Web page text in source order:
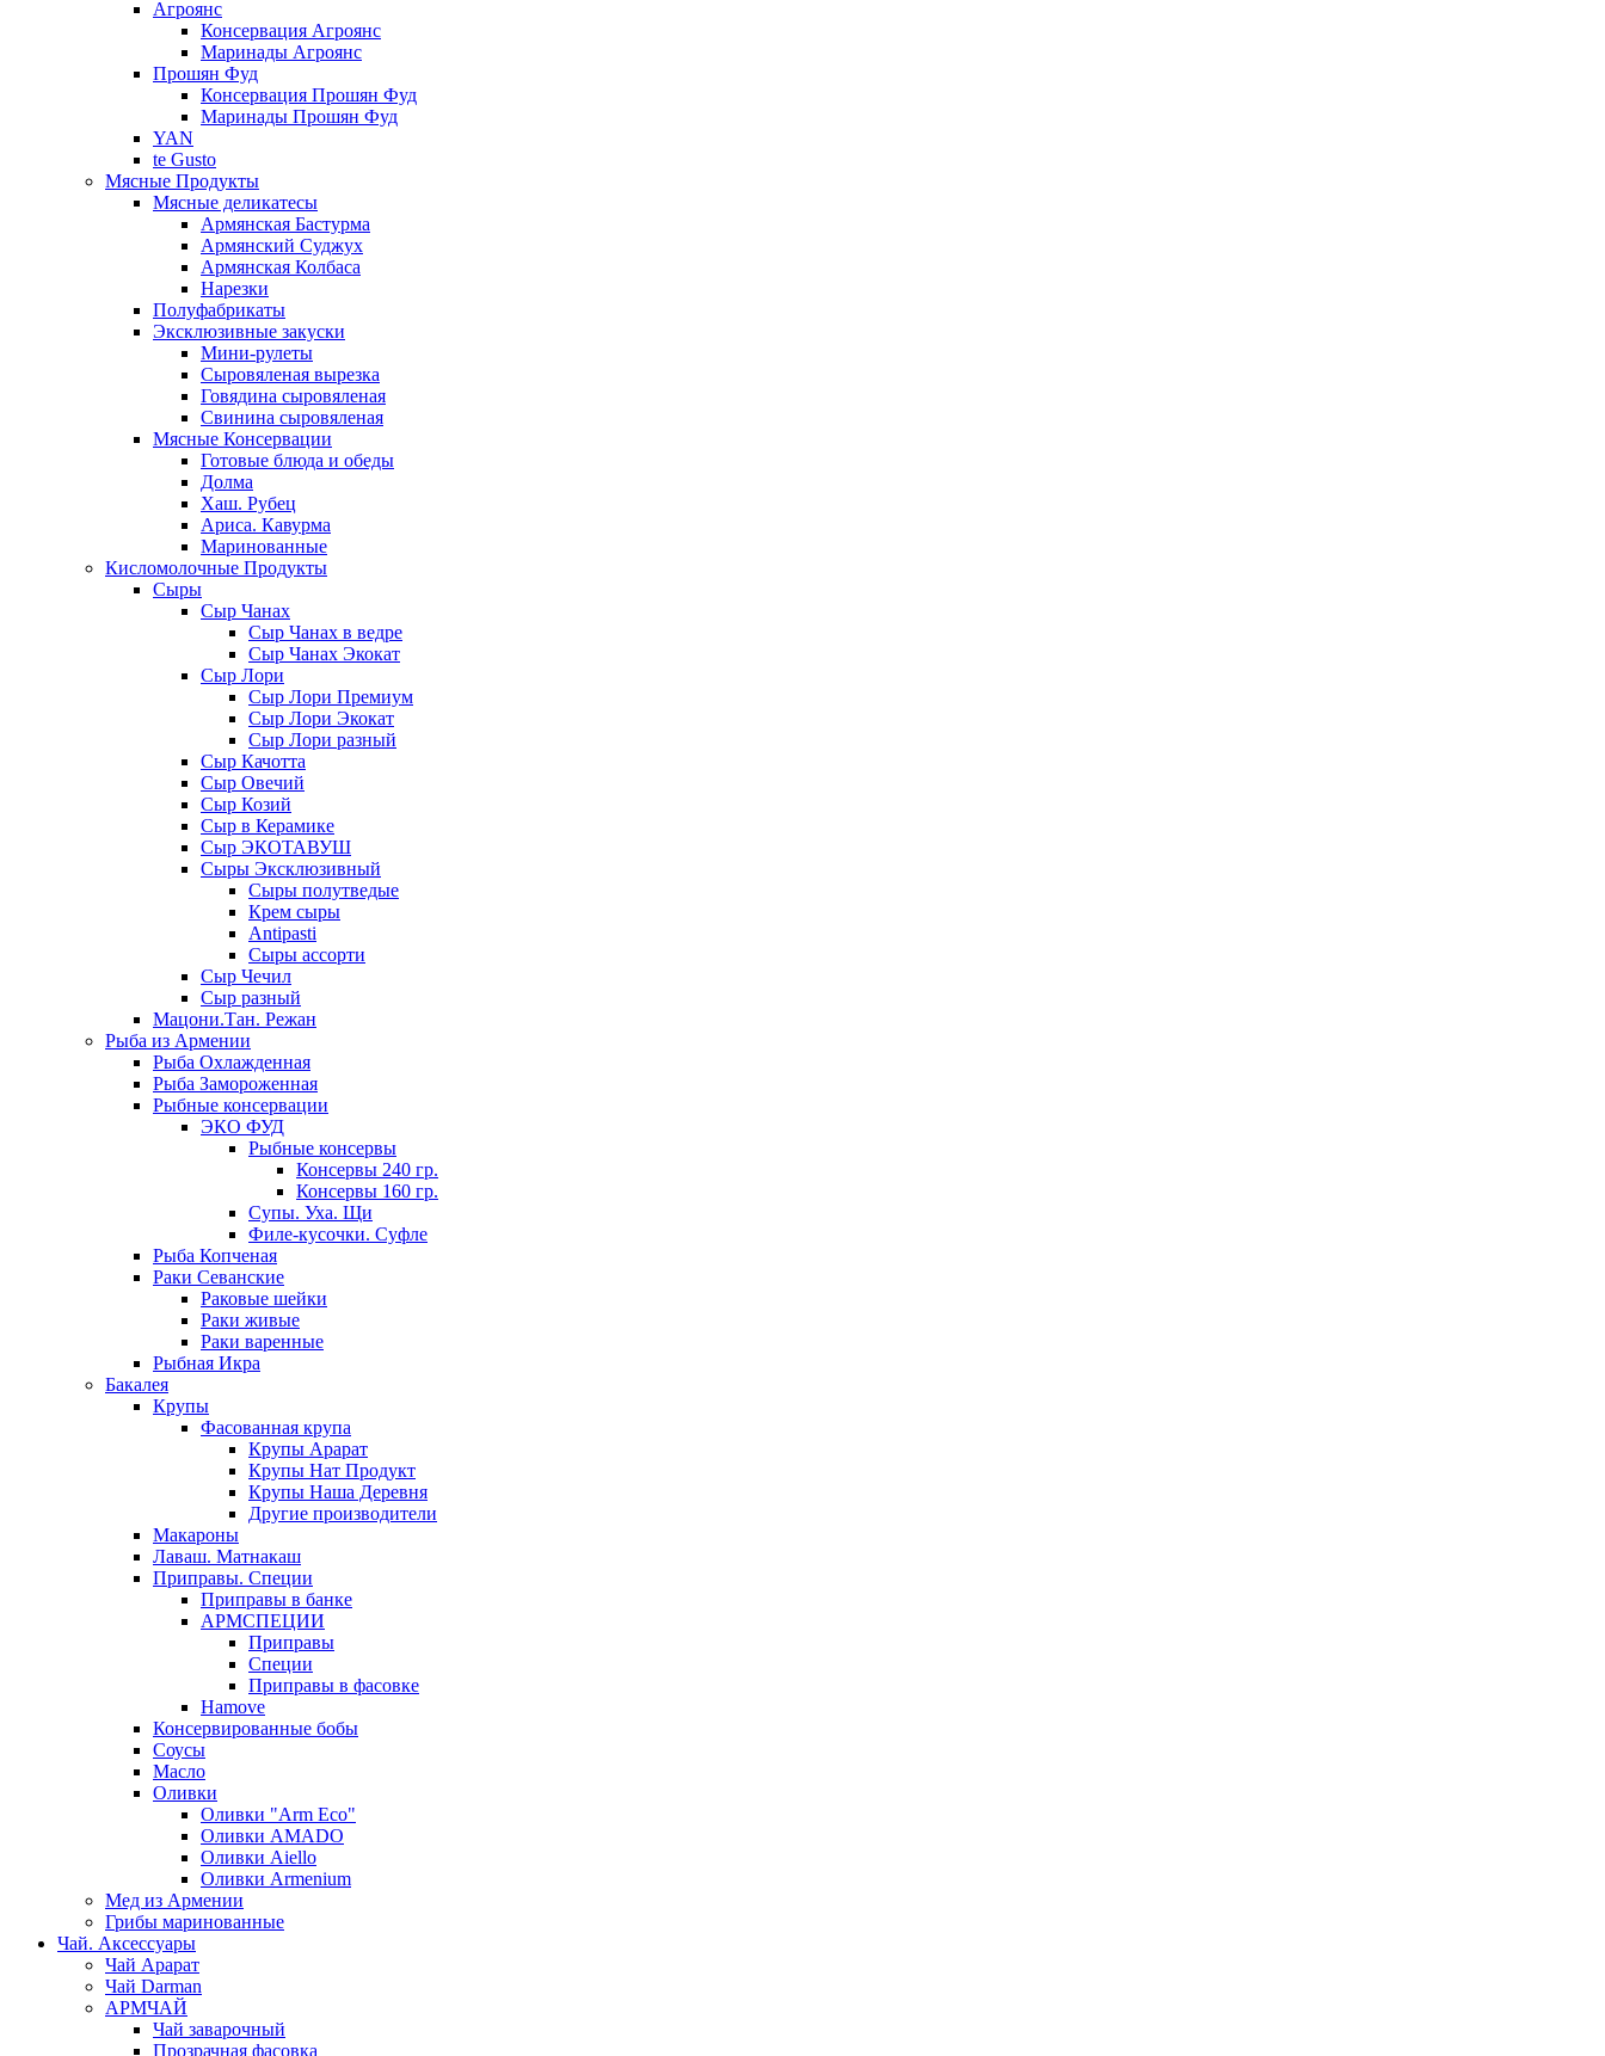
Агроянс
Консервация Агроянс
Маринады Агроянс
Прошян Фуд
Консервация Прошян Фуд
Маринады Прошян Фуд
YAN
te Gusto
Мясные Продукты
Мясные деликатесы
Армянская Бастурма
Армянский Суджух
Армянская Колбаса
Нарезки
Полуфабрикаты
Эксклюзивные закуски
Мини-рулеты
Сыровяленая вырезка
Говядина сыровяленая
Свинина сыровяленая
Мясные Консервации
Готовые блюда и обеды
Долма
Хаш. Рубец
Ариса. Кавурма
Маринованные
Кисломолочные Продукты
Сыры
Сыр Чанах
Сыр Чанах в ведре
Сыр Чанах Экокат
Сыр Лори
Сыр Лори Премиум
Сыр Лори Экокат
Сыр Лори разный
Сыр Качотта
Сыр Овечий
Сыр Козий
Сыр в Керамике
Сыр ЭКОТАВУШ
Сыры Эксклюзивный
Сыры полутведые
Крем сыры
Antipasti
Сыры ассорти
Сыр Чечил
Сыр разный
Мацони.Тан. Режан
Рыба из Армении
Рыба Охлажденная
Рыба Замороженная
Рыбные консервации
ЭКО ФУД
Рыбные консервы
Консервы 240 гр.
Консервы 160 гр.
Супы. Уха. Щи
Филе-кусочки. Суфле
Рыба Копченая
Раки Севанские
Раковые шейки
Раки живые
Раки варенные
Рыбная Икра
Бакалея
Крупы
Фасованная крупа
Крупы Арарат
Крупы Нат Продукт
Крупы Наша Деревня
Другие производители
Макароны
Лаваш. Матнакаш
Приправы. Специи
Приправы в банке
АРМСПЕЦИИ
Приправы
Специи
Приправы в фасовке
Hamove
Консервированные бобы
Соусы
Масло
Оливки
Оливки "Arm Eco"
Оливки AMADO
Оливки Aiello
Оливки Armenium
Мед из Армении
Грибы маринованные
Чай. Аксессуары
Чай Арарат
Чай Darman
АРМЧАЙ
Чай заварочный
Прозрачная фасовка